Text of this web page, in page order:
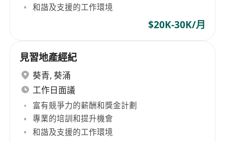
和諧及支援的工作環境
$20K-30K/月
見習地產經紀
葵青, 葵涌
工作日面議
富有競爭力的薪酬和獎金計劃
專業的培訓和提升機會
和諧及支援的工作環境